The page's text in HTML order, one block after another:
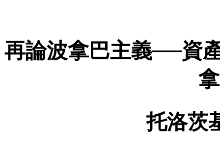
再論波拿巴主義──資
托洛茨